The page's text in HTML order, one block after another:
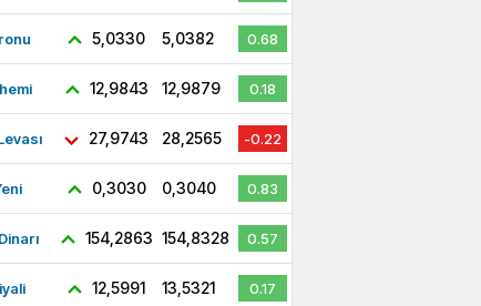
5,0330 5,0382 0.68
12,9843 12,9879 0.18
27,9743 28,2565 -0.22
0,3030 0,3040 0.83
154,2863 154,8328 0.57
12,5991 13,5321 0.17